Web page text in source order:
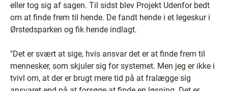
eller tog sig af sagen. Til sidst blev Projekt Udenfor bedt
om at finde frem til hende. De fandt hende i et legeskur i
Ørstedsparken og fik hende indlagt.
''Det er svært at sige, hvis ansvar det er at finde frem til
mennesker, som skjuler sig for systemet. Men jeg er ikke i
tvivl om, at der er brugt mere tid på at fralægge sig